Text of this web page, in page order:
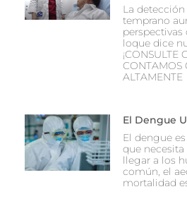
La
temprano
perspectivas
loque dice
¡CONSULTE
CONTAMOS
ALTAMENTE
El Dengue
El dengue
que
llegar a los
común, el
mortalidad